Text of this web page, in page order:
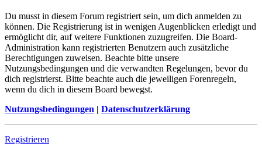
Du musst in diesem Forum registriert sein, um dich anmelden zu
können. Die Registrierung ist in wenigen Augenblicken erledigt und
ermöglicht dir, auf weitere Funktionen zuzugreifen. Die Board-
Administration kann registrierten Benutzern auch zusätzliche
Berechtigungen zuweisen. Beachte bitte unsere
Nutzungsbedingungen und die verwandten Regelungen, bevor du
dich registrierst. Bitte beachte auch die jeweiligen Forenregeln,
wenn du dich in diesem Board bewegst.
Nutzungsbedingungen | Datenschutzerklärung
Registrieren